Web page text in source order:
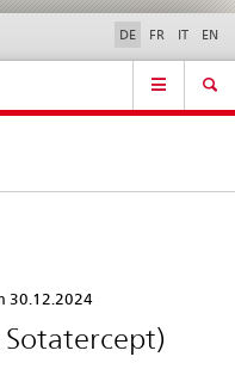
Kontakt | Support & Hilfe
DE FR IT EN
30.12.2024